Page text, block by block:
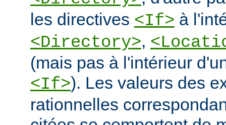
les directives <If> à
<Directory>,
(mais pas à l'intérieur
<If>). Les valeurs des
rationnelles